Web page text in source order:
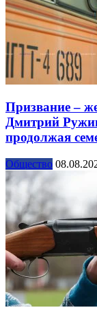
Призвание –
Дмитрий
продолжая
Общество